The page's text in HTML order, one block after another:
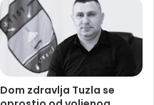
Dom zdravlja Tuzla se